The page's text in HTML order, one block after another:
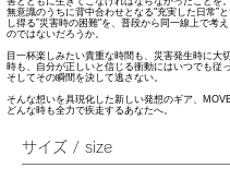
無意識のうちに背中合わせとなる"充実した日常”
し得る”災害時の困難"を、普段から同一線上で考
のではないだろうか。
目一杯楽しみたい貴重な時間も、災害発生時に大
時も、自分が正しいと信じる衝動にはいつでも従
そしてその瞬間を決して逃さない。
そんな想いを具現化した新しい発想のギア、
どんな時も全力で疾走するあなたへ。
サイズ / size